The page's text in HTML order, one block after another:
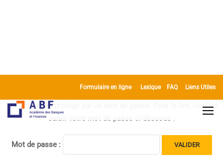
Formulaire en ligne Lexique FAQ Liens Utiles
Cet article est protégé par un mot de passe. Pour le lire, veuillez
saisir votre mot de passe ci-dessous :
Mot de passe :